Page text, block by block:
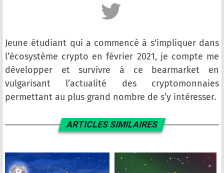
Jeune étudiant qui a commencé à s'impliquer dans
l’écosystème crypto en février 2021, je compte me
développer et survivre à ce bearmarket en
vulgarisant l’actualité des cryptomonnaies
permettant au plus grand nombre de s’y intéresser.
ARTICLES SIMILAIRES